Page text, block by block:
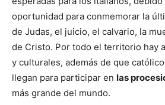
oportunidad para conmemorar la
de Judas, el juicio, el calvario, la
de Cristo. Por todo el territorio hay
y culturales, además de que
llegan para participar en las
más grande del mundo.